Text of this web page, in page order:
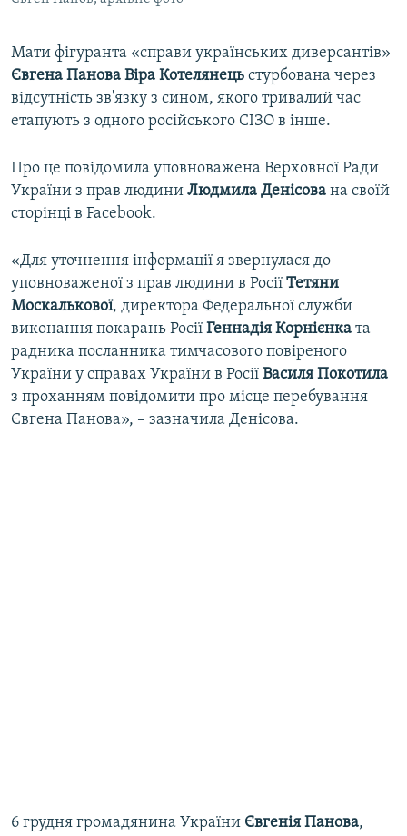
Усі сайти RFE/RL
Мати фігуранта «справи українських диверсантів»
Євгена Панова Віра Котелянець стурбована через
відсутність зв'язку з сином, якого тривалий час
етапують з одного російського СІЗО в інше.
Про це повідомила уповноважена Верховної Ради
України з прав людини Людмила Денісова на своїй
сторінці в Facebook.
«Для уточнення інформації я звернулася до
уповноваженої з прав людини в Росії Тетяни
Москалькової, директора Федеральної служби
виконання покарань Росії Геннадія Корнієнка та
радника посланника тимчасового повіреного
України у справах України в Росії Василя Покотила
з проханням повідомити про місце перебування
Євгена Панова», – зазначила Денісова.
6 грудня громадянина України Євгенія Панова,